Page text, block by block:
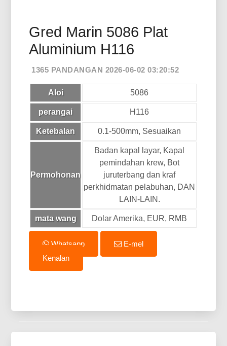
Gred Marin 5086 Plat
Aluminium H116
1365 PANDANGAN 2026-06-02 03:20:52
Aloi 5086
perangai H116
Ketebalan 0.1-500mm, Sesuaikan
Permohonan
Badan kapal layar, Kapal
pemindahan krew, Bot
juruterbang dan kraf
perkhidmatan pelabuhan, DAN
LAIN-LAIN.
mata wang Dolar Amerika, EUR, RMB
Whatsapp
E-mel
Kenalan